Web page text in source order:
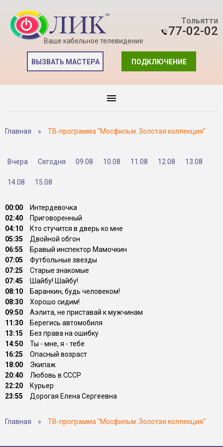
Ваше кабельное телевидение
Тольятти
77-02-02
ПОДКЛЮЧЕНИЕ
ВЫЗВАТЬ МАСТЕРА
Главная » ТВ-программа "Мосфильм. Золотая коллекция"
Вчера Сегодня 09.08 10.08 11.08 12.08 13.08
14.08 15.08
00:00
Интердевочка
02:40
Приговоренный
04:10
Кто стучится в дверь ко мне
05:35
Двойной обгон
06:55
Бравый инспектор Мамочкин
07:05
Футбольные звезды
07:25
Старые знакомые
07:45
Шайбу! Шайбу!
08:10
Баранкин, будь человеком!
08:30
Хорошо сидим!
09:50
Аэлита, не приставай к мужчинам
11:30
Берегись автомобиля
13:15
Без права на ошибку
14:50
Ты - мне, я - тебе
16:25
Опасный возраст
18:00
Экипаж
20:40
Любовь в СССР
22:20
Курьер
23:55
Дорогая Елена Сергеевна
Главная » ТВ-программа "Мосфильм. Золотая коллекция"